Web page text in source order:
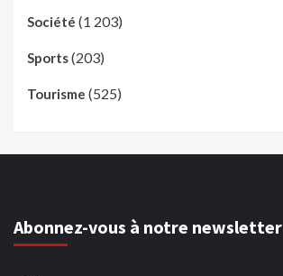
Société (1 203)
Sports(203)
Tourisme (525)
Abonnez-vous à notre newsletter